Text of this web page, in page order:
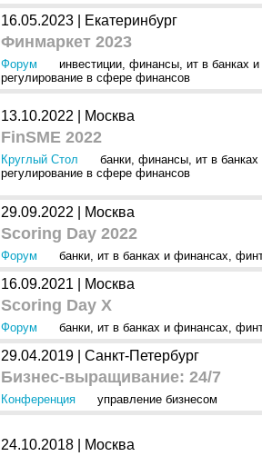
16.05.2023 | Екатеринбург
Финмаркет 2023
Форум инвестиции, финансы, ит в банках
регулирование в сфере финансов
13.10.2022 | Москва
FinSME 2022
Круглый Стол банки, финансы, ит в
регулирование в сфере финансов
29.09.2022 | Москва
Scoring Day 2022
Форум банки, ит в банках и финансах,
16.09.2021 | Москва
Scoring Day X
Форум банки, ит в банках и финансах,
29.04.2019 | Санкт-Петербург
Бизнес-выращивание: 24/7
Конференция управление бизнесом
24.10.2018 | Москва